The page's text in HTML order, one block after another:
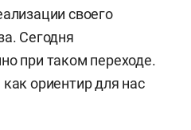
своего
Сегодня
при таком переходе.
ориентир для нас